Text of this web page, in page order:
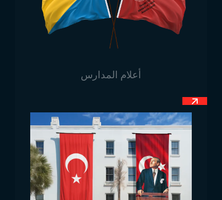
كوسوفو أيضًا، حيث تم تحديد جميع تفاصيل العلم في
الدستور عند تصميمه. نسبة أبعاد العلم هي 1:2، أي يجب أن
يكون العرض أكبر بنسبة 50% من الارتفاع. عدم الالتزام
بهذه النسبة يؤدي إلى ظهور أعلام غير مطابقة للأصل.
وخريطة كوسوفو على العلم، وقد تم توضيحها في الدستور.
مجالات استخدام علم كوسوفو
تُعد كوسوفو من أحدث الدول التي حصلت على استقلالها
في منطقة البلقان، ولذلك استخدمت عدة أعلام مختلفة
لفترة طويلة. بعد تحقيق الاستقلال، أصبح علم كوسوفو رمزًا
رئيسيًا لاستقلال الدولة ويُرفع في العديد من الأماكن مثل
البرلمان، المباني الحكومية، والساحات المزدحمة. كما يمكن
أعلام المدارس